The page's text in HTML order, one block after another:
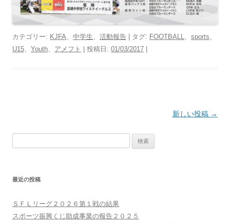
カテゴリー: KJFA、 中学生、 活動報告 | タグ: FOOTBALL、 sports、
U15、 Youth、 アメフト | 投稿日: 01/03/2017
シ
ョ
新しい投稿 →
最近の投稿
ＳＦＬリーグ２０２６第１戦の結果
スポーツ振興くじ助成事業の報告２０２５